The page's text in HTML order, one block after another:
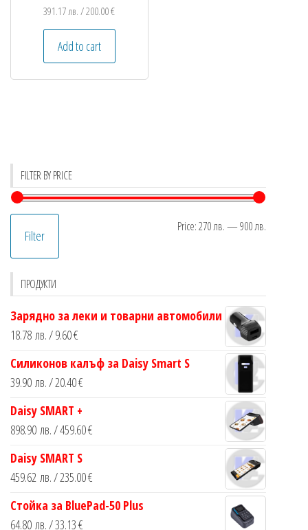
391.17лв./ 200.00 €
Add to cart
FILTER BY PRICE
Filter
Price:270 лв.—900 лв.
ПРОДУКТИ
Зарядно за леки и товарни автомобили
18.78 лв. / 9.60 €
Силиконов калъф за Daisy Smart S
39.90 лв. / 20.40 €
Daisy SMART +
898.90 лв. / 459.60 €
Daisy SMART S
459.62 лв. / 235.00 €
Стойка за BluePad-50 Plus
64.80 лв. / 33.13 €